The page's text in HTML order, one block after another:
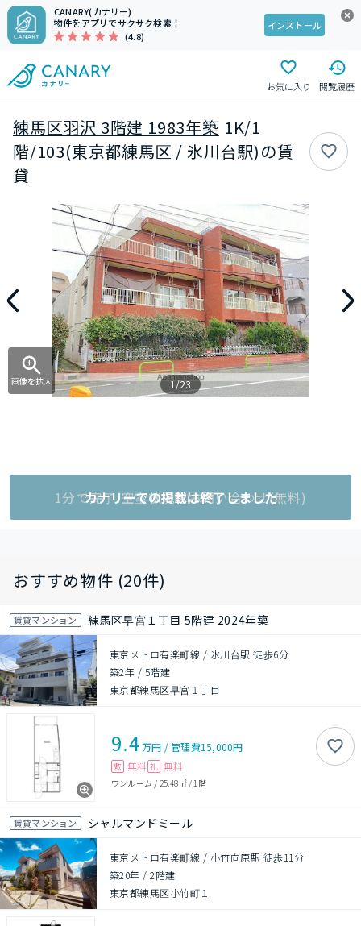
CANARY(カナリー)
物件をアプリでサクサク検索！
(4.8)
インストール
お気に入り 閲覧履歴
練馬区羽沢 3階建 1983年築 1K/1
階/103(東京都練馬区 / 氷川台駅)の賃
貸
画像を拡大 1/23
1分で完了!空室状況をお問い合わせ(無料)
カナリーでの掲載は終了しました
おすすめ物件 (20件)
賃貸マンション 練馬区早宮１丁目 5階建 2024年築
東京メトロ有楽町線 / 氷川台駅 徒歩6分
築2年 / 5階建
東京都練馬区早宮１丁目
9.4万円 /管理費15,000円
敷 無料 礼 無料
ワンルーム / 25.48㎡/ 1階
賃貸マンション シャルマンドミール
東京メトロ有楽町線 / 小竹向原駅 徒歩11分
築20年 /2階建
東京都練馬区小竹町１